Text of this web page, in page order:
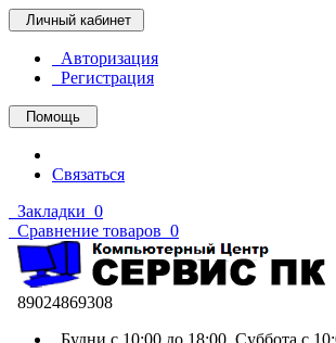
Личный кабинет
Авторизация
Регистрация
Помощь
Связаться
Закладки 0
Сравнение товаров 0
89024869308
Будни с 10:00 до 18:00, Суббота с